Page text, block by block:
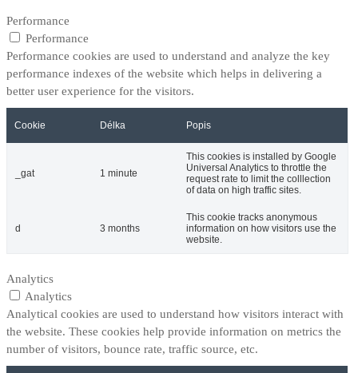
Performance
Performance
Performance cookies are used to understand and analyze the key
performance indexes of the website which helps in delivering a
better user experience for the visitors.
Cookie Délka Popis
_gat 1 minute
This cookies is installed by Google
Universal Analytics to throttle the
request rate to limit the colllection
of data on high traffic sites.
d 3 months
This cookie tracks anonymous
information on how visitors use the
website.
Analytics
Analytics
Analytical cookies are used to understand how visitors interact with
the website. These cookies help provide information on metrics the
number of visitors, bounce rate, traffic source, etc.